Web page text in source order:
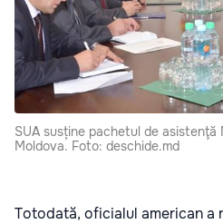
SUA susține pachetul de asistenţă
Moldova. Foto: deschide.md
Totodată, oficialul american a